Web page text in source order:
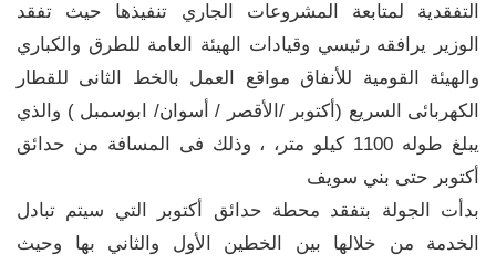
التفقدية لمتابعة المشروعات الجاري تنفيذها حيث تفقد
الوزير يرافقه رئيسي وقيادات الهيئة العامة للطرق والكباري
والهيئة القومية للأنفاق مواقع العمل بالخط الثانى للقطار
الكهربائى السريع (أكتوبر /الأقصر / أسوان/ ابوسمبل ) والذي
يبلغ طوله 1100 كيلو متر، ، وذلك فى المسافة من حدائق
أكتوبر حتى بني سويف
بدأت الجولة بتفقد محطة حدائق أكتوبر التي سيتم تبادل
الخدمة من خلالها بين الخطين الأول والثاني بها وحيث